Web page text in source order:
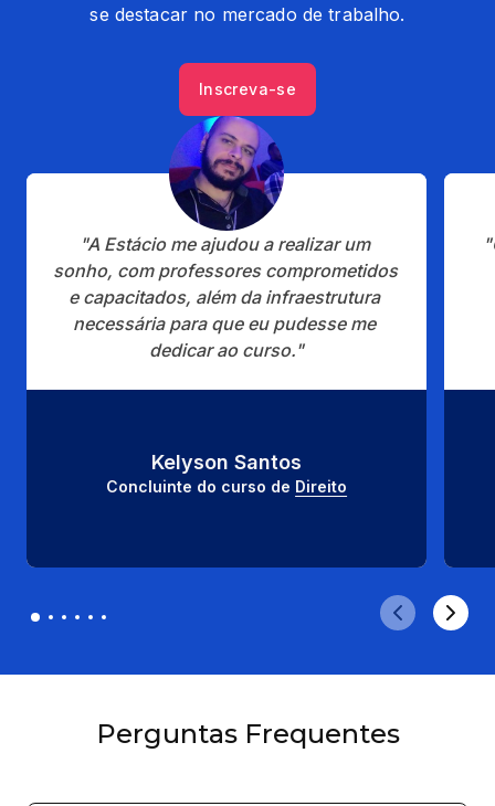
se destacar no mercado de trabalho.
Inscreva-se
"A Estácio me ajudou a realizar um
sonho, com professores comprometidos
e capacitados, além da infraestrutura
necessária para que eu pudesse me
dedicar ao curso."
Kelyson Santos
Concluinte do curso de Direito
Perguntas Frequentes